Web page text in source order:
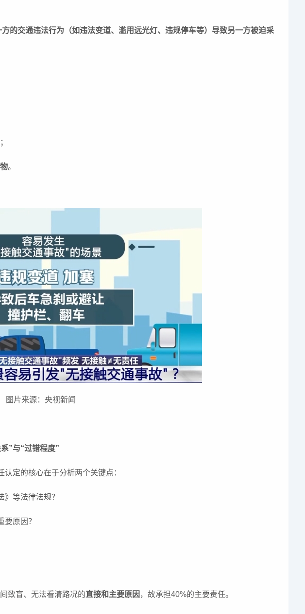
的交通违法行为（如违法变道、滥用远光灯、违规停车等）导致另一方被迫采
；
。
图片来源：央视新闻
”与“过错程度”
认定的核心在于分析两个关键点：
等法律法规？
原因？
致盲、无法看清路况的直接和主要原因 ，故承担40%的主要责任。